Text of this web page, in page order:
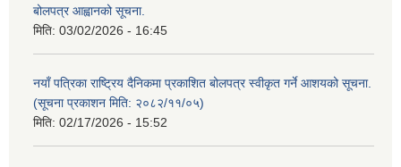
बोलपत्र आह्वानको सूचना.
मिति: 03/02/2026 - 16:45
नयाँ पत्रिका राष्ट्रिय दैनिकमा प्रकाशित बोलपत्र स्वीकृत गर्ने आशयको सूचना.
(सूचना प्रकाशन मिति: २०८२/११/०५)
मिति: 02/17/2026 - 15:52